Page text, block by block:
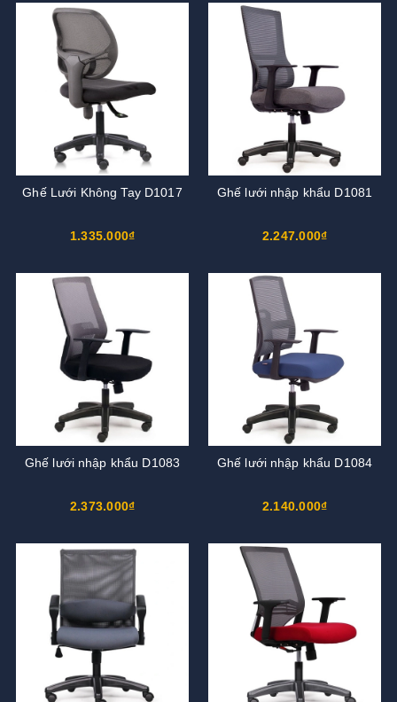
Ghế Lưới Không Tay D1017
1.335.000₫
Ghế lưới nhập khẩu D1081
2.247.000₫
Ghế lưới nhập khẩu D1083
2.373.000₫
Ghế lưới nhập khẩu D1084
2.140.000₫